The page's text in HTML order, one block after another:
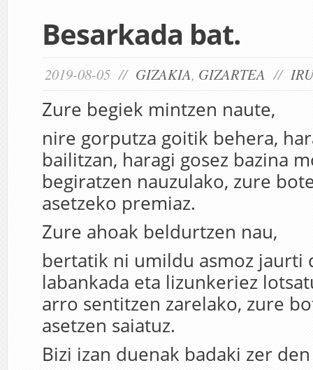
Besarkada bat.
2019-08-05 // GIZAKIA, GIZARTEA //
Zure begiek mintzen naute,
nire gorputza goitik behera,
bailitzan, haragi gosez bazina
begiratzen nauzulako, zure
asetzeko premiaz.
Zure ahoak beldurtzen nau,
bertatik ni umildu asmoz jaurti
labankada eta lizunkeriez
arro sentitzen zarelako, zure
asetzen saiatuz.
Bizi izan duenak badaki zer